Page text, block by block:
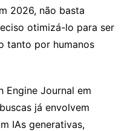
2026, não basta
otimizá-lo para ser
tanto por humanos
Engine Journal em
já envolvem
IAs generativas,